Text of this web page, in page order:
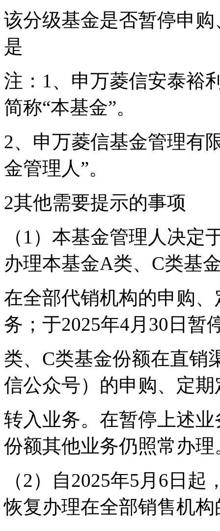
该分级基金是否暂停申
是
注：1、申万菱信安泰裕
简称“本基金”。
2、申万菱信基金管理有
金管理人”。
2其他需要提示的事项
（1）本基金管理人决定
办理本基金A类、C类基
在全部代销机构的申购
务；于2025年4月30日暂
类、C类基金份额在直销
信公众号）的申购、定
转入业务。在暂停上述
份额其他业务仍照常办理
（2）自2025年5月6日
恢复办理在全部销售机